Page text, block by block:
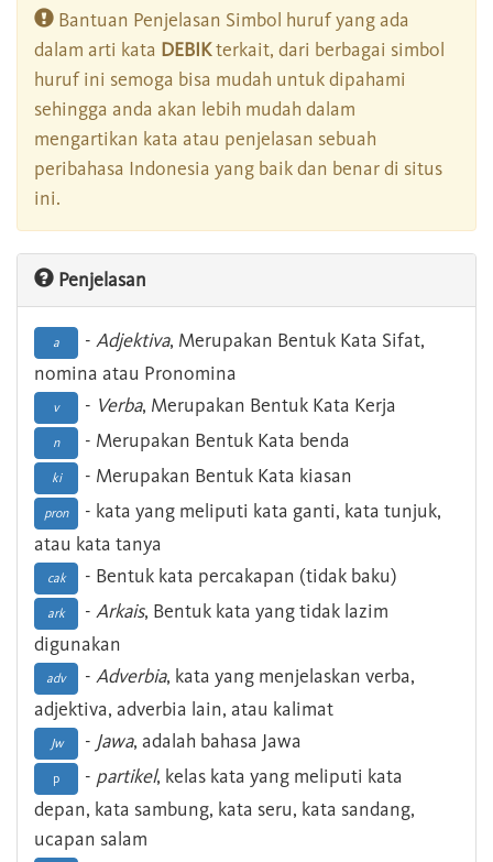
Bantuan Penjelasan Simbol huruf yang ada
dalam arti kata DEBIKterkait, dari berbagai simbol
huruf ini semoga bisa mudah untuk dipahami
sehingga anda akan lebih mudah dalam
mengartikan kata atau penjelasan sebuah
peribahasa Indonesia yang baik dan benar di situs
ini.
Penjelasan
a - Adjektiva, Merupakan Bentuk Kata Sifat,
nomina atau Pronomina
v - Verba, Merupakan Bentuk Kata Kerja
n - Merupakan Bentuk Kata benda
ki - Merupakan Bentuk Kata kiasan
pron
- kata yang meliputi kata ganti, kata tunjuk,
atau kata tanya
cak - Bentuk kata percakapan (tidak baku)
ark - Arkais, Bentuk kata yang tidak lazim
digunakan
adv - Adverbia, kata yang menjelaskan verba,
adjektiva, adverbia lain, atau kalimat
Jw - Jawa, adalah bahasa Jawa
p - partikel, kelas kata yang meliputi kata
depan, kata sambung, kata seru, kata sandang,
ucapan salam